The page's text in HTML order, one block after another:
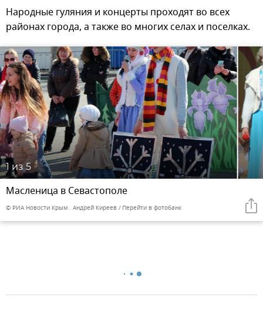
Народные гуляния и концерты проходят во всех
районах города, а также во многих селах и поселках.
1 из 5
Масленица в Севастополе
© РИА Новости Крым . Андрей Киреев Перейти в фотобанк